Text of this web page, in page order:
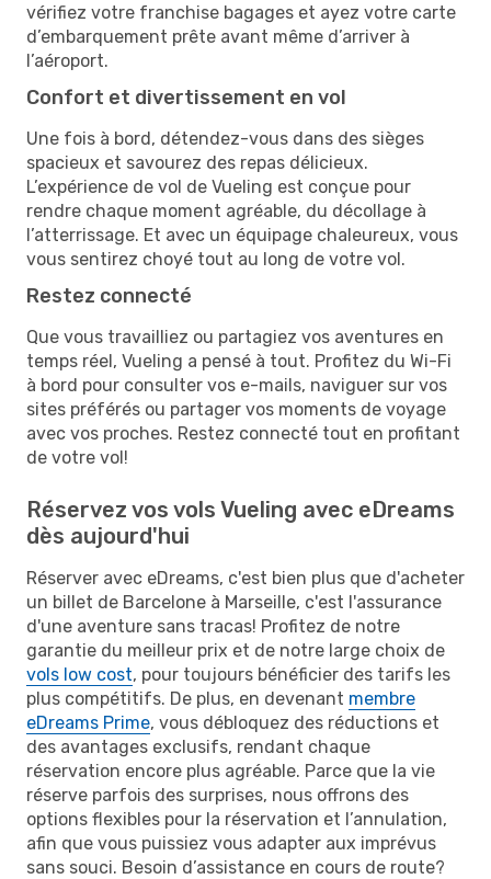
vérifiez votre franchise bagages et ayez votre carte
d’embarquement prête avant même d’arriver à
l’aéroport.
Confort et divertissement en vol
Une fois à bord, détendez-vous dans des sièges
spacieux et savourez des repas délicieux.
L’expérience de vol de Vueling est conçue pour
rendre chaque moment agréable, du décollage à
l’atterrissage. Et avec un équipage chaleureux, vous
vous sentirez choyé tout au long de votre vol.
Restez connecté
Que vous travailliez ou partagiez vos aventures en
temps réel, Vueling a pensé à tout. Profitez du Wi-Fi
à bord pour consulter vos e-mails, naviguer sur vos
sites préférés ou partager vos moments de voyage
avec vos proches. Restez connecté tout en profitant
de votre vol!
Réservez vos vols Vueling avec eDreams
dès aujourd'hui
Réserver avec eDreams, c'est bien plus que d'acheter
un billet de Barcelone à Marseille, c'est l'assurance
d'une aventure sans tracas! Profitez de notre
garantie du meilleur prix et de notre large choix de
vols low cost, pour toujours bénéficier des tarifs les
plus compétitifs. De plus, en devenant membre
eDreams Prime, vous débloquez des réductions et
des avantages exclusifs, rendant chaque
réservation encore plus agréable. Parce que la vie
réserve parfois des surprises, nous offrons des
options flexibles pour la réservation et l’annulation,
afin que vous puissiez vous adapter aux imprévus
sans souci. Besoin d’assistance en cours de route?